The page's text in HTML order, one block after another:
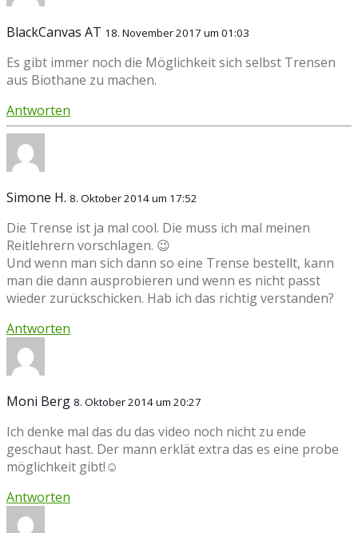
BlackCanvas AT 18. November 2017 um 01:03
Es gibt immer noch die Möglichkeit sich selbst Trensen
aus Biothane zu machen.
Antworten
Simone H. 8. Oktober 2014 um 17:52
Die Trense ist ja mal cool. Die muss ich mal meinen
Reitlehrern vorschlagen. 😉
Und wenn man sich dann so eine Trense bestellt, kann
man die dann ausprobieren und wenn es nicht passt
wieder zurückschicken. Hab ich das richtig verstanden?
Antworten
Moni Berg 8. Oktober 2014 um 20:27
Ich denke mal das du das video noch nicht zu ende
geschaut hast. Der mann erklät extra das es eine probe
möglichkeit gibt!☺
Antworten